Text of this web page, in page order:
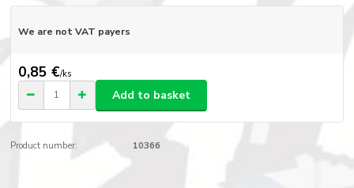
We are not VAT payers
0,85 €/ks
Add to basket
Product number: 10366